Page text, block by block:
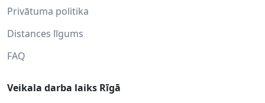
Privātuma politika
Distances līgums
FAQ
Veikala darba laiks Rīgā